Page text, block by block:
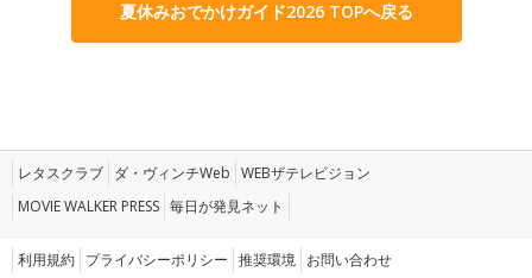
夏休みおでかけガイド2026 TOPへ戻る
レタスクラブ ダ・ヴィンチWeb WEBザテレビジョン
MOVIE WALKER PRESS 毎日が発見ネット
利用規約 プライバシーポリシー 推奨環境 お問い合わせ